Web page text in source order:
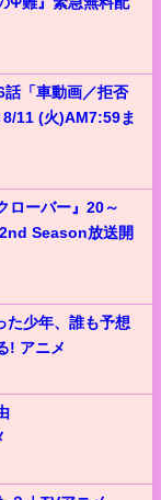
話「車動画／拒否
11 (火)AM7:59ま
ローバー』20～
Season放送開
た少年、誰も予想
! アニメ